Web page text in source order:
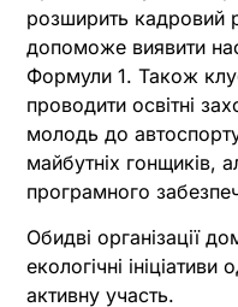
розширить кадровий
допоможе виявити
Формули 1. Також
проводити освітні
молодь до
майбутніх гонщиків,
програмного
Обидві організації
екологічні
активну участь.